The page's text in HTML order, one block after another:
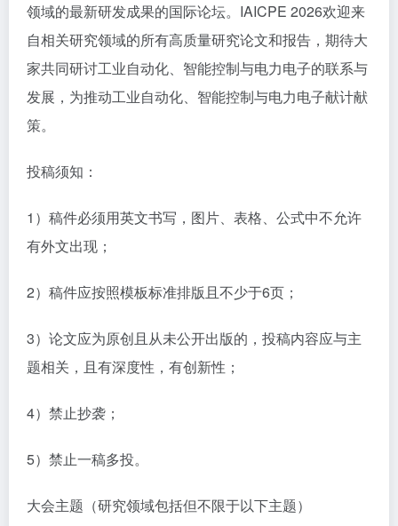
领域的最新研发成果的国际论坛。IAICPE 2026欢迎来
自相关研究领域的所有高质量研究论文和报告，期待大
家共同研讨工业自动化、智能控制与电力电子的联系与
发展，为推动工业自动化、智能控制与电力电子献计献
策。
投稿须知：
1）稿件必须用英文书写，图片、表格、公式中不允许
有外文出现；
2）稿件应按照模板标准排版且不少于6页；
3）论文应为原创且从未公开出版的，投稿内容应与主
题相关，且有深度性，有创新性；
4）禁止抄袭；
5）禁止一稿多投。
大会主题（研究领域包括但不限于以下主题）